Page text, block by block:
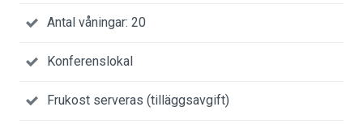
Antal våningar: 20
Konferenslokal
Frukost serveras (tilläggsavgift)